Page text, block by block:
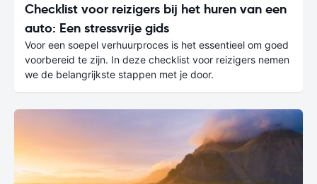
Checklist voor reizigers bij het huren van een
auto: Een stressvrije gids
Voor een soepel verhuurproces is het essentieel om goed
voorbereid te zijn. In deze checklist voor reizigers nemen
we de belangrijkste stappen met je door.